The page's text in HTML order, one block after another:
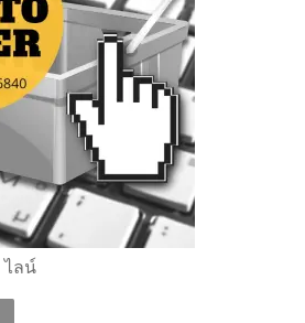
ลน์